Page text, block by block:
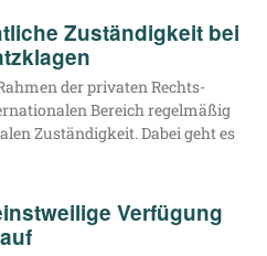
Zuständigkeit bei
der pri­va­ten Rechts­
Bereich regel­mä­ßig
Zustän­dig­keit. Dabei geht es
Verfügung